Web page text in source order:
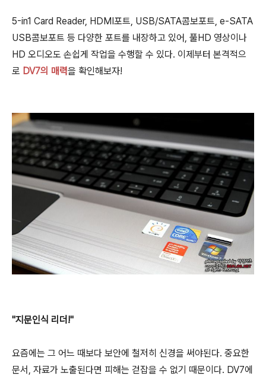
5-in1 Card Reader, HDMI포트, USB/SATA콤보포트, e-SATA
USB콤보포트 등 다양한 포트를 내장하고 있어, 풀HD 영상이나
HD 오디오도 손쉽게 작업을 수행할 수 있다. 이제부터 본격적으
로 DV7의 매력을 확인해보자!
"지문인식 리더!"
요즘에는 그 어느 때보다 보안에 철저히 신경을 써야된다. 중요한
문서, 자료가 노출된다면 피해는 걷잡을 수 없기 때문이다. DV7에